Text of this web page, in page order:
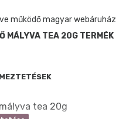
működő magyar webáruház
MÁLYVA TEA 20G TERMÉK
tea 20g